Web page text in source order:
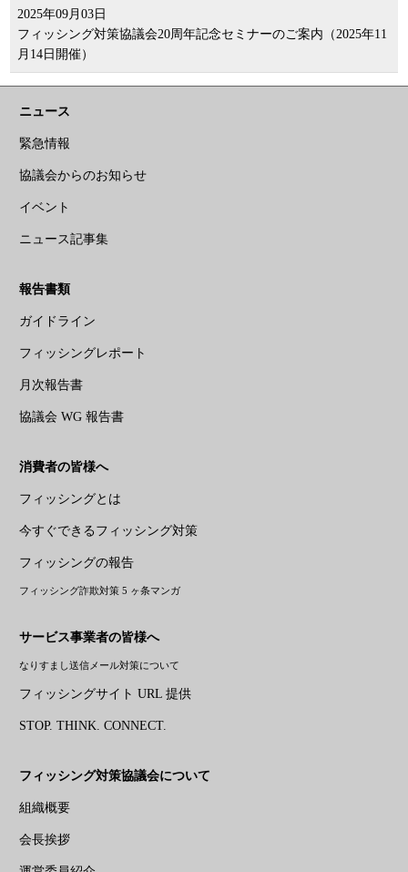
2025年09月03日
フィッシング対策協議会20周年記念セミナーのご案内（2025年11
月14日開催）
ニュース
緊急情報
協議会からのお知らせ
イベント
ニュース記事集
報告書類
ガイドライン
フィッシングレポート
月次報告書
協議会 WG 報告書
消費者の皆様へ
フィッシングとは
今すぐできるフィッシング対策
フィッシングの報告
フィッシング詐欺対策 5 ヶ条マンガ
サービス事業者の皆様へ
なりすまし送信メール対策について
フィッシングサイト URL 提供
STOP. THINK. CONNECT.
フィッシング対策協議会について
組織概要
会長挨拶